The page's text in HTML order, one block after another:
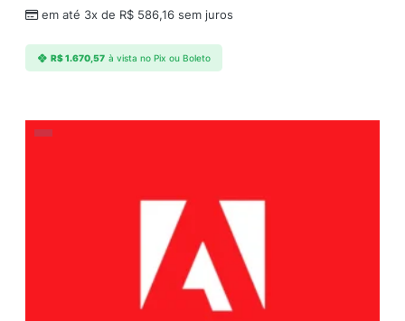
em até 3x de R$ 586,16 sem juros
R$1.670,57 à vista no Pix ou Boleto